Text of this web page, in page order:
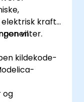
elektrisk kraft
vil
kildekode-
og